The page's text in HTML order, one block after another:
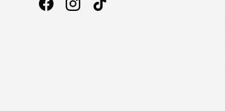
FacebookInstagramTikTok